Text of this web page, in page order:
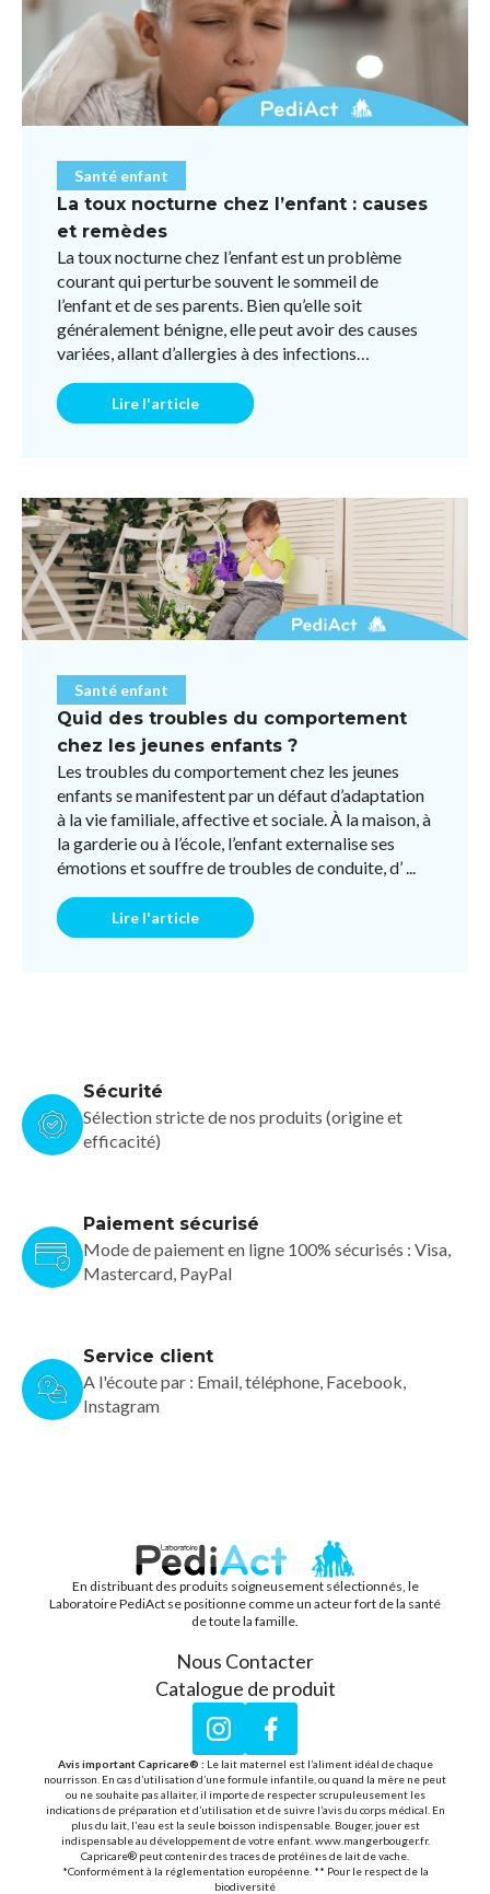
Santé enfant
La toux nocturne chez l’enfant : causes
et remèdes
La toux nocturne chez l’enfant est un problème
courant qui perturbe souvent le sommeil de
l’enfant et de ses parents. Bien qu’elle soit
généralement bénigne, elle peut avoir des causes
variées, allant d’allergies à des infections
Lire l'article
Santé enfant
Quid des troubles du comportement
chez les jeunes enfants ?
Les troubles du comportement chez les jeunes
enfants se manifestent par un défaut d’adaptation
à la vie familiale, affective et sociale. À la maison, à
la garderie ou à l’école, l’enfant externalise ses
émotions et souffre de troubles de conduite, d’ ...
Lire l'article
Sécurité
Sélection stricte de nos produits (origine et
efficacité)
Paiement sécurisé
Mode de paiement en ligne 100% sécurisés : Visa,
Mastercard, PayPal
Service client
A l'écoute par : Email, téléphone, Facebook,
Instagram
PEDIACT
En distribuant des produits soigneusement sélectionnés, le
Laboratoire PediAct se positionne comme un acteur fort de la santé
de toute la famille.
Nous Contacter
Catalogue de produit
InstagramFacebook
Avis important Capricare® : Le lait maternel est l’aliment idéal de chaque
nourrisson. En cas d’utilisation d’une formule infantile, ou quand la mère ne peut
ou ne souhaite pas allaiter, il importe de respecter scrupuleusement les
indications de préparation et d’utilisation et de suivre l’avis du corps médical. En
plus du lait, l’eau est la seule boisson indispensable. Bouger, jouer est
indispensable au développement de votre enfant. www.mangerbouger.fr.
Capricare® peut contenir des traces de protéines de lait de vache.
*Conformément à la réglementation européenne. ** Pour le respect de la
biodiversité